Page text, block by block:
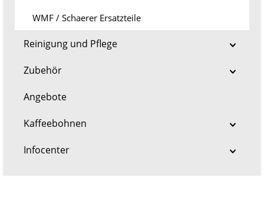
WMF / Schaerer Ersatzteile
Reinigung und Pflege
Zubehör
Angebote
Kaffeebohnen
Infocenter